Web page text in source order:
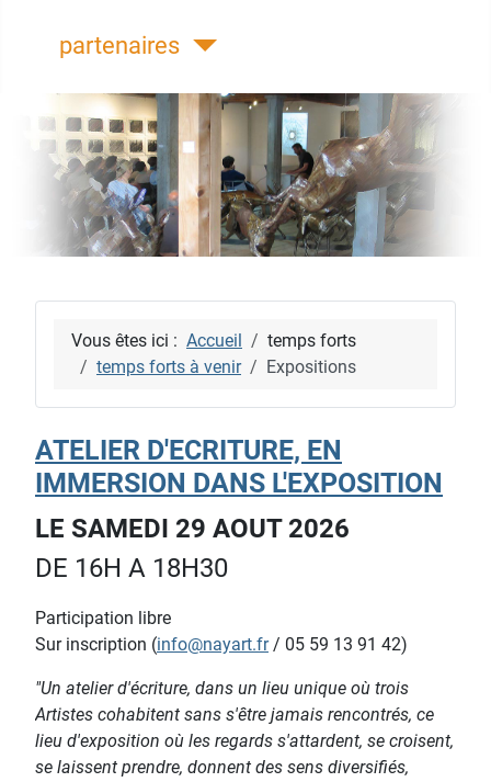
partenaires
Vous êtes ici : Accueil
temps forts
temps forts à venir
Expositions
ATELIER D'ECRITURE, EN
IMMERSION DANS L'EXPOSITION
LE SAMEDI 29 AOUT 2026
DE 16H A 18H30
Participation libre
Sur inscription (info@nayart.fr/ 05 59 13 91 42)
"Un atelier d'écriture, dans un lieu unique où trois
Artistes cohabitent sans s'être jamais rencontrés, ce
lieu d'exposition où les regards s'attardent, se croisent,
se laissent prendre, donnent des sens diversifiés,